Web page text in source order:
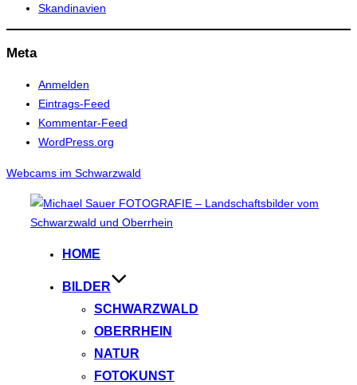
Skandinavien
Meta
Anmelden
Eintrags-Feed
Kommentar-Feed
WordPress.org
Webcams im Schwarzwald
Inhalt
HOME
BILDER
SCHWARZWALD
OBERRHEIN
NATUR
FOTOKUNST